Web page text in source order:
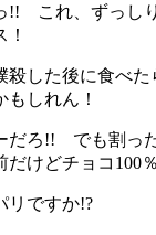
!! これ、ずっし
した後に食べた
しれん！
だろ!! でも割っ
けどチョコ100
ですか!?